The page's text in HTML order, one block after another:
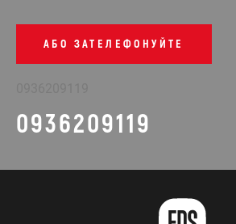
АБО ЗАТЕЛЕФОНУЙТЕ
0936209119